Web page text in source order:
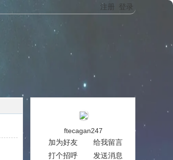
注册 登录
ftecagan247
加为好友
给我留言
打个招呼
发送消息